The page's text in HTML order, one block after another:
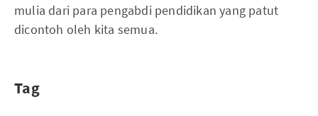
mulia dari para pengabdi pendidikan yang patut
dicontoh oleh kita semua.
Tag